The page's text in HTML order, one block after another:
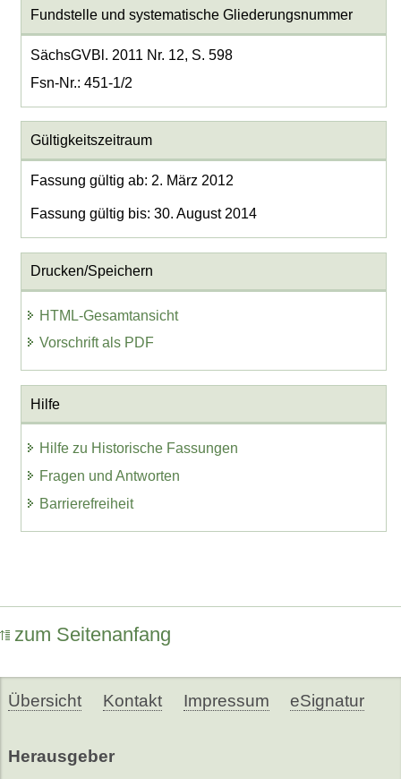
Fundstelle und systematische Gliederungsnummer
SächsGVBl. 2011 Nr. 12, S. 598
Fsn-Nr.: 451-1/2
Gültigkeitszeitraum
Fassung gültig ab: 2. März 2012
Fassung gültig bis: 30. August 2014
Drucken/Speichern
HTML-Gesamtansicht
Vorschrift als PDF
Hilfe
Hilfe zu Historische Fassungen
Fragen und Antworten
Barrierefreiheit
zum Seitenanfang
Übersicht Kontakt Impressum eSignatur
Herausgeber